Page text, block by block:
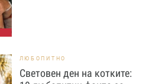
ЛЮБОПИТНО
Световен ден на котките: